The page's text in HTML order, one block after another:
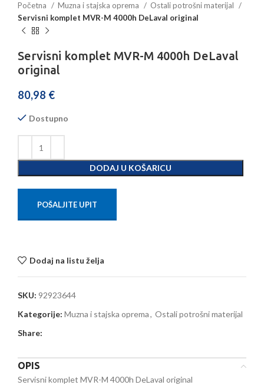
Početna Muzna i stajska oprema
Ostali potrošni materijal
Servisni komplet MVR-M 4000h DeLaval original
Servisni komplet MVR-M 4000h DeLaval
original
80,98 €
Dostupno
DODAJ U KOŠARICU
POŠALJITE UPIT
Dodaj na listu želja
SKU: 92923644
Kategorije: Muzna i stajska oprema, Ostali potrošni materijal
Share:
OPIS
Servisni komplet MVR-M 4000h DeLaval original